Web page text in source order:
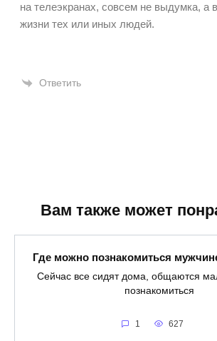
на телеэкранах, совсем не выдумка, а
жизни тех или иных людей.
Ответить
Вам также может
Где можно познакомиться
Сейчас все сидят дома, общаются
познакомиться
1 627